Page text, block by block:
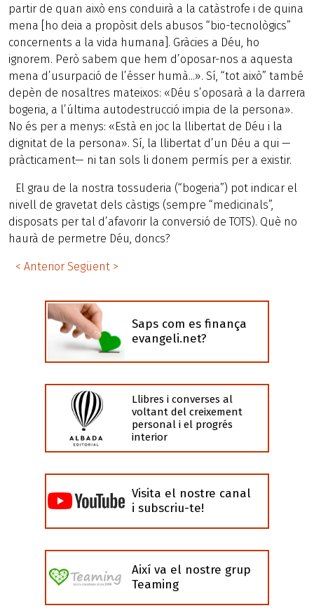
partir de quan això ens conduirà a la catàstrofe i de quina
mena [ho deia a propòsit dels abusos “bio-tecnològics”
concernents a la vida humana]. Gràcies a Déu, ho
ignorem. Però sabem que hem d’oposar-nos a aquesta
mena d’usurpació de l’ésser humà...». Sí, “tot això” també
depèn de nosaltres mateixos: «Déu s’oposarà a la darrera
bogeria, a l’última autodestrucció impia de la persona».
No és per a menys: «Està en joc la llibertat de Déu i la
dignitat de la persona». Sí, la llibertat d’un Déu a qui —
pràcticament— ni tan sols li donem permís per a existir.
El grau de la nostra tossuderia (“bogeria”) pot indicar el
nivell de gravetat dels càstigs (sempre “medicinals”,
disposats per tal d’afavorir la conversió de TOTS). Què no
haurà de permetre Déu, doncs?
< Anterior Següent >
Saps com es finança
evangeli.net?
Llibres i converses al
voltant del creixement
personal i el progrés
interior
Visita el nostre canal
i subscriu-te!
Així va el nostre grup
Teaming